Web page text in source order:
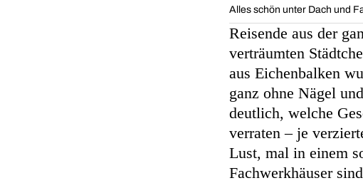
Alles schön unter Dach und
Reisende aus der
verträumten
aus Eichenbalken
ganz ohne Nägel
deutlich, welche
verraten – je
Lust, mal in einem
Fachwerkhäuser